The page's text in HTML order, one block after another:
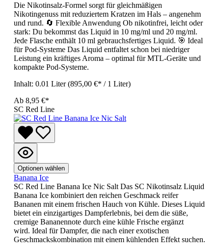
Die Nikotinsalz-Formel sorgt für gleichmäßigen
Nikotingenuss mit reduziertem Kratzen im Hals – angenehm
und rund. 🔄 Flexible Anwendung Ob nikotinfrei, leicht oder
stark: Du bekommst das Liquid in 10 mg/ml und 20 mg/ml.
Jede Flasche enthält 10 ml gebrauchsfertiges Liquid. 🎯 Ideal
für Pod-Systeme Das Liquid entfaltet schon bei niedriger
Leistung ein kräftiges Aroma – optimal für MTL-Geräte und
kompakte Pod-Systeme.
Inhalt: 0.01 Liter(895,00 €* / 1 Liter)
Ab 8,95 €*
SC Red Line
Optionen wählen
Banana Ice
SC Red Line Banana Ice Nic Salt Das SC Nikotinsalz Liquid
Banana Ice kombiniert den reichen Geschmack reifer
Bananen mit einem frischen Hauch von Kühle. Dieses Liquid
bietet ein einzigartiges Dampferlebnis, bei dem die süße,
cremige Bananennote durch eine kühle Frische ergänzt
wird. Ideal für Dampfer, die nach einer exotischen
Geschmackskombination mit einem kühlenden Effekt suchen.